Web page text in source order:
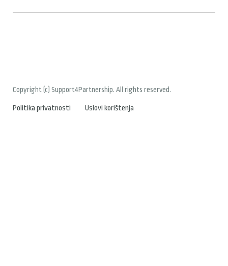
Copyright (c) Support4Partnership. All rights reserved.
Politika privatnosti Uslovi korištenja